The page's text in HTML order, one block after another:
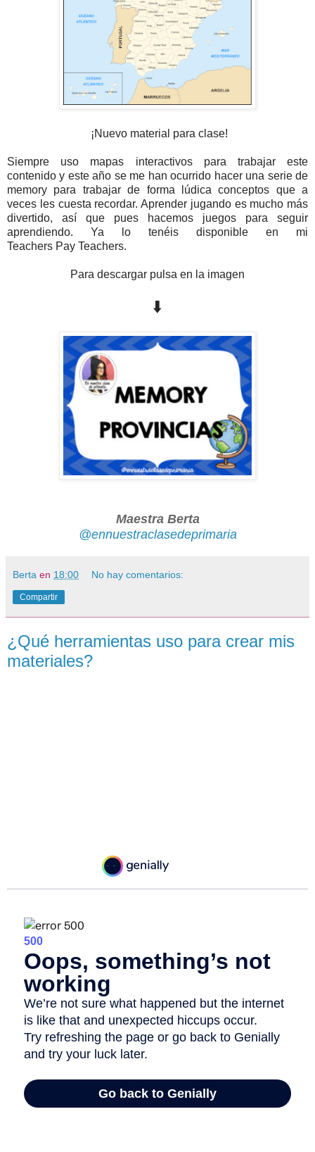
¡Nuevo material para clase!
Siempre uso mapas interactivos para trabajar este
contenido y este año se me han ocurrido hacer una serie de
memory para trabajar de forma lúdica conceptos que a
veces les cuesta recordar. Aprender jugando es mucho más
divertido, así que pues hacemos juegos para seguir
aprendiendo. Ya lo tenéis disponible en mi
Teachers Pay Teachers.
Para descargar pulsa en la imagen
⬇️
Maestra Berta
@ennuestraclasedeprimaria
Berta en 18:00 No hay comentarios:
Compartir
¿Qué herramientas uso para crear mis
materiales?